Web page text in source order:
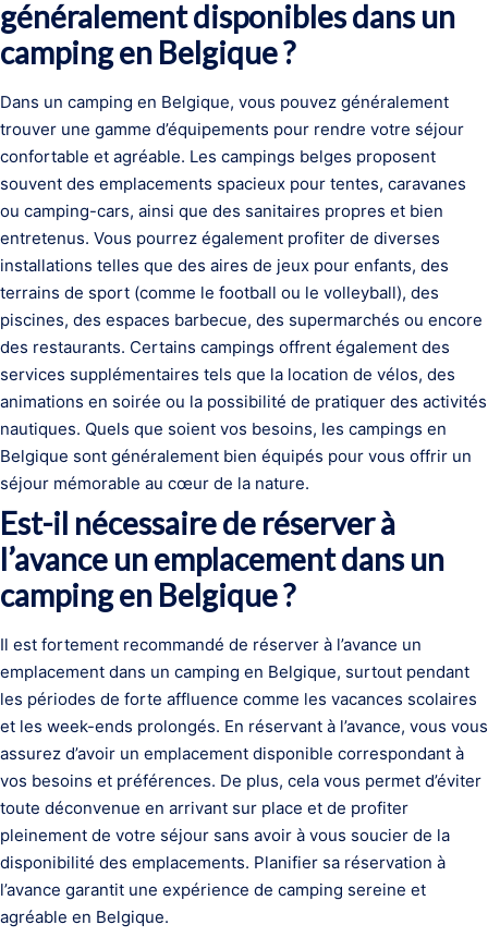
généralement disponibles dans un
camping en Belgique ?
Dans un camping en Belgique, vous pouvez généralement
trouver une gamme d’équipements pour rendre votre séjour
confortable et agréable. Les campings belges proposent
souvent des emplacements spacieux pour tentes, caravanes
ou camping-cars, ainsi que des sanitaires propres et bien
entretenus. Vous pourrez également profiter de diverses
installations telles que des aires de jeux pour enfants, des
terrains de sport (comme le football ou le volleyball), des
piscines, des espaces barbecue, des supermarchés ou encore
des restaurants. Certains campings offrent également des
services supplémentaires tels que la location de vélos, des
animations en soirée ou la possibilité de pratiquer des activités
nautiques. Quels que soient vos besoins, les campings en
Belgique sont généralement bien équipés pour vous offrir un
séjour mémorable au cœur de la nature.
Est-il nécessaire de réserver à
l’avance un emplacement dans un
camping en Belgique ?
Il est fortement recommandé de réserver à l’avance un
emplacement dans un camping en Belgique, surtout pendant
les périodes de forte affluence comme les vacances scolaires
et les week-ends prolongés. En réservant à l’avance, vous vous
assurez d’avoir un emplacement disponible correspondant à
vos besoins et préférences. De plus, cela vous permet d’éviter
toute déconvenue en arrivant sur place et de profiter
pleinement de votre séjour sans avoir à vous soucier de la
disponibilité des emplacements. Planifier sa réservation à
l’avance garantit une expérience de camping sereine et
agréable en Belgique.